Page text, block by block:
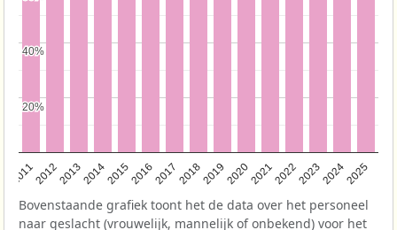
201120122013201420152016201720182019202020212022202320242025
20%
20%
40%
40%
Bovenstaande grafiek toont het de data over het personeel
naar geslacht (vrouwelijk, mannelijk of onbekend) voor het